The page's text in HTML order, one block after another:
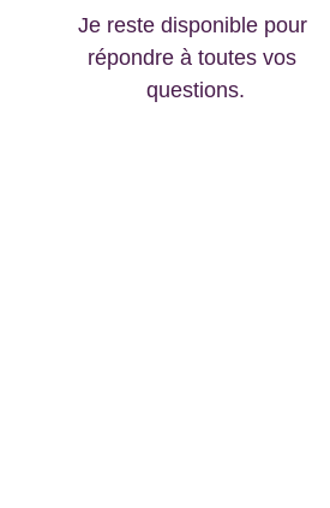
Je reste disponible pour
répondre à toutes vos
questions.